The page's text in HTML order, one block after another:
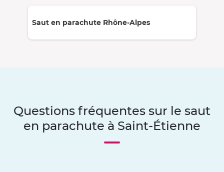
Saut en parachute Rhône-Alpes
Questions fréquentes sur le saut
en parachute à Saint-Étienne